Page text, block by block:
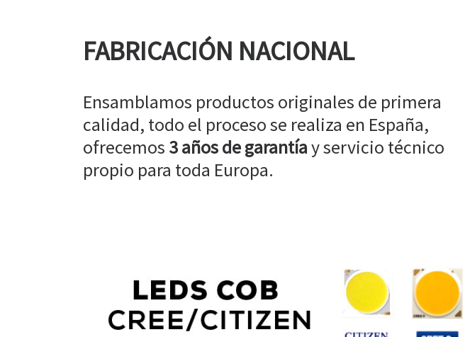
FABRICACIÓN NACIONAL
Ensamblamos productos originales de primera
calidad, todo el proceso se realiza en España,
ofrecemos 3 años de garantíay servicio técnico
propio para toda Europa.